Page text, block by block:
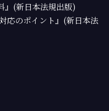
』(新日本法規出版)
応のポイント』(新日本法